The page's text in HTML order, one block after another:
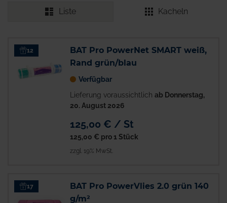
Liste Kacheln
12
BAT Pro PowerNet SMART weiß,
Rand grün/blau
Verfügbar
Lieferung voraussichtlich ab Donnerstag,
20. August 2026
125,00 € / St
125,00 € pro 1 Stück
zzgl. 19% MwSt.
17
BAT Pro PowerVlies 2.0 grün 140
g/m²